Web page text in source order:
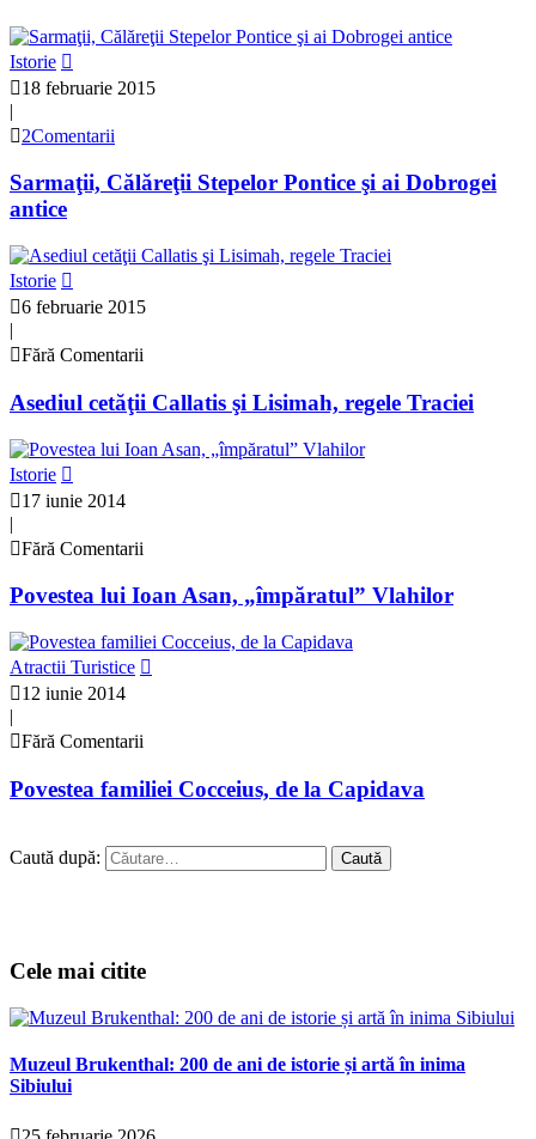
Istorie
18 februarie 2015
|
2Comentarii
Sarmaţii, Călăreţii Stepelor Pontice şi ai Dobrogei
antice
Istorie
6 februarie 2015
|
Fără Comentarii
Asediul cetăţii Callatis şi Lisimah, regele Traciei
Istorie
17 iunie 2014
|
Fără Comentarii
Povestea lui Ioan Asan, „împăratul” Vlahilor
Atractii Turistice
12 iunie 2014
|
Fără Comentarii
Povestea familiei Cocceius, de la Capidava
Caută după:
Cele mai citite
Muzeul Brukenthal: 200 de ani de istorie și artă în inima
Sibiului